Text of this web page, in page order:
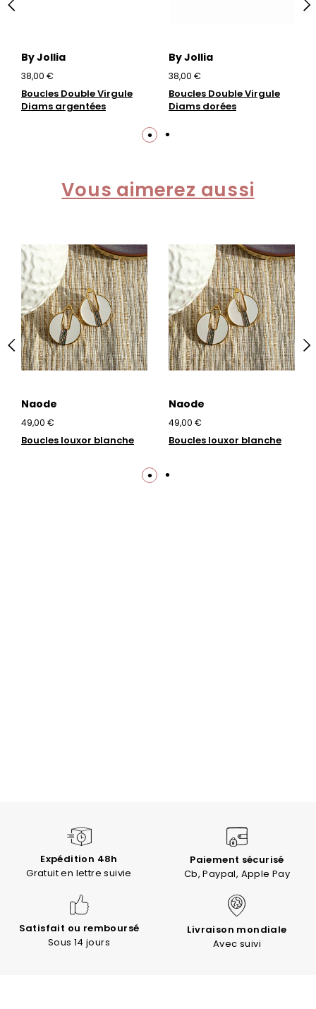
By Jollia
38,00 €
Boucles Double Virgule
Diams argentées
By Jollia
38,00 €
Boucles Double Virgule
Diams dorées
Vous aimerez aussi
Naode
49,00 €
Boucles louxor blanche
Naode
49,00 €
Boucles louxor blanche
Expédition 48h
Gratuit en lettre suivie
Paiement sécurisé
Cb, Paypal, Apple Pay
Satisfait ou remboursé
Sous 14 jours
Livraison mondiale
Avec suivi